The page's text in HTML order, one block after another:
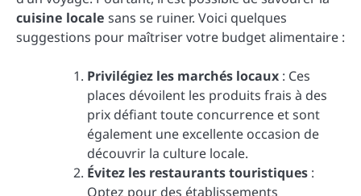
cuisine locale sans se ruiner. Voici quelques
suggestions pour maîtriser votre budget alimentaire :
Privilégiez les marchés locaux : Ces
places dévoilent les produits frais à des
prix défiant toute concurrence et sont
également une excellente occasion de
découvrir la culture locale.
Évitez les restaurants touristiques :
Optez pour des établissements